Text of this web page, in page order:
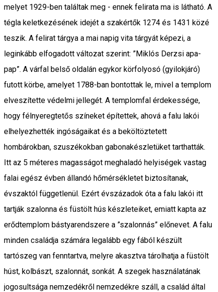
melyet 1929-ben találtak meg - ennek felirata ma is látható. A
tégla keletkezésének idejét a szakértők 1274 és 1431 közé
teszik. A felirat tárgya a mai napig vita tárgyát képezi, a
leginkább elfogadott változat szerint: ”Miklós Derzsi apa-
pap”. A várfal belső oldalán egykor körfolyosó (gyilokjáró)
futott körbe, amelyet 1788-ban bontottak le, mivel a templom
elveszítette védelmi jellegét. A templomfal érdekessége,
hogy félnyeregtetős színeket építettek, ahová a falu lakói
elhelyezhették ingóságaikat és a beköltöztetett
hombárokban, szuszékokban gabonakészletüket tarthatták.
Itt az 5 méteres magasságot meghaladó helyiségek vastag
falai egész évben állandó hőmérsékletet biztosítanak,
évszaktól függetlenül. Ezért évszázadok óta a falu lakói itt
tartják szalonna és füstölt hús készleteiket, emiatt kapta az
erődtemplom bástyarendszere a ”szalonnás” előnevet. A falu
minden családja számára legalább egy fából készült
tartószeg van fenntartva, melyre akasztva tárolhatja a füstölt
húst, kolbászt, szalonnát, sonkát. A szegek használatának
jogosultsága nemzedékről nemzedékre száll, a család által